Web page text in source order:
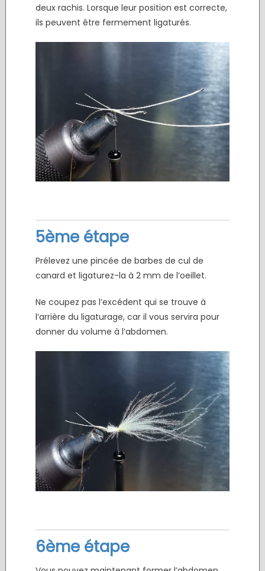
deux rachis. Lorsque leur position est correcte,
ils peuvent être fermement ligaturés.
5ème étape
Prélevez une pincée de barbes de cul de
canard et ligaturez-la à 2 mm de l’oeillet.
Ne coupez pas l’excédent qui se trouve à
l’arrière du ligaturage, car il vous servira pour
donner du volume à l’abdomen.
6ème étape